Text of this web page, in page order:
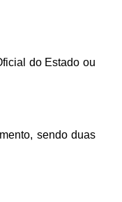
do Estado ou
sendo duas